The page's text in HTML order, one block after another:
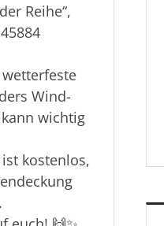
Reihe“,
Wind-
wichtig
kostenlos,